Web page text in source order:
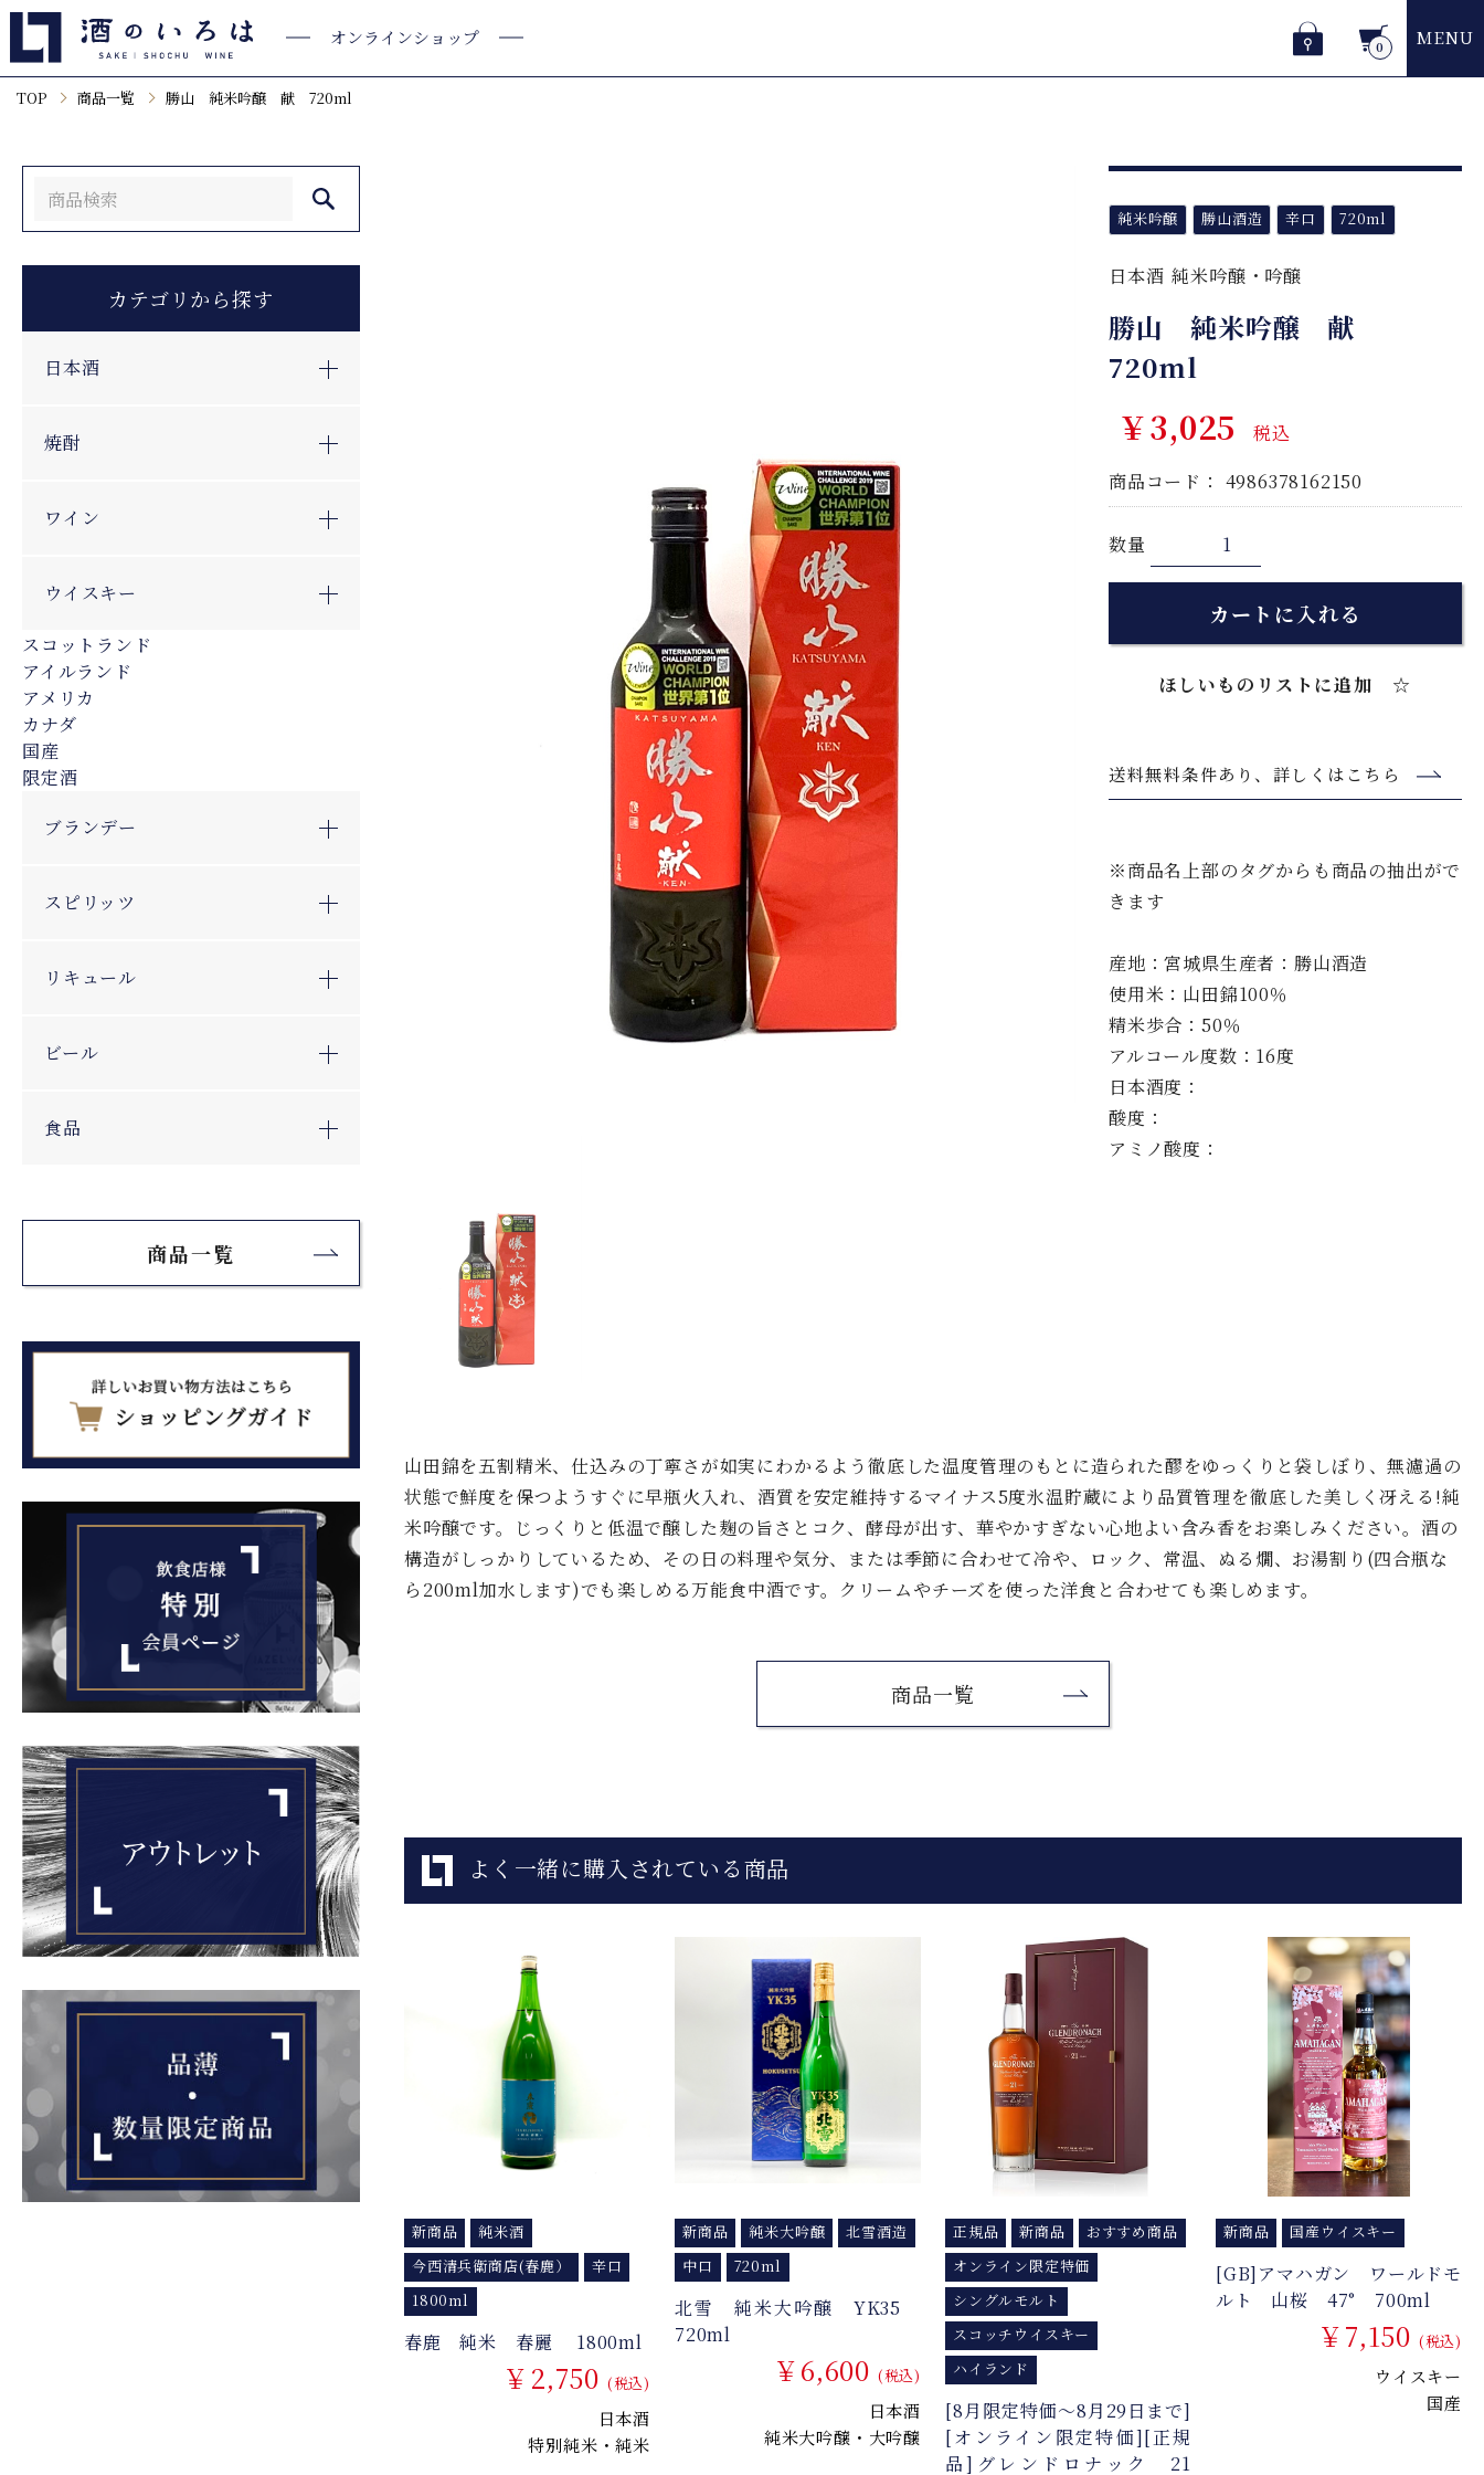
0 MENU
オンラインショップ
TOP 商品一覧 勝山 純米吟醸 献 720ml
カテゴリから探す
日本酒
焼酎
ワイン
ウイスキー
スコットランド
アイルランド
アメリカ
カナダ
国産
限定酒
ブランデー
スピリッツ
リキュール
ビール
食品
商品一覧
純米吟醸 勝山酒造 辛口 720ml
日本酒 純米吟醸・吟醸
勝山 純米吟醸 献
720ml
￥3,025
税込
商品コード： 4986378162150
数量
カートに入れる
ほしいものリストに追加 ☆
送料無料条件あり、詳しくはこちら
※商品名上部のタグからも商品の抽出がで
きます
産地：宮城県生産者：勝山酒造
使用米：山田錦100％
精米歩合：50％
アルコール度数：16度
日本酒度：
酸度：
アミノ酸度：
山田錦を五割精米、仕込みの丁寧さが如実にわかるよう徹底した温度管理のもとに造られた醪をゆっくりと袋しぼり、無濾過の
状態で鮮度を保つようすぐに早瓶火入れ、酒質を安定維持するマイナス5度氷温貯蔵により品質管理を徹底した美しく冴える!純
米吟醸です。じっくりと低温で醸した麹の旨さとコク、酵母が出す、華やかすぎない心地よい含み香をお楽しみください。酒の
構造がしっかりしているため、その日の料理や気分、または季節に合わせて冷や、ロック、常温、ぬる燗、お湯割り(四合瓶な
ら200ml加水します)でも楽しめる万能食中酒です。クリームやチーズを使った洋食と合わせても楽しめます。
商品一覧
よく一緒に購入されている商品
新商品
純米酒
今西清兵衛商店(春鹿）
辛口
1800ml
春鹿 純米 春麗 1800ml
￥2,750 (税込)
日本酒
特別純米・純米
新商品 純米大吟醸
北雪酒造
中口
720ml
北雪 純米大吟醸 YK35
720ml
￥6,600 (税込)
日本酒
純米大吟醸・大吟醸
正規品 新商品
おすすめ商品
オンライン限定特価
シングルモルト
スコッチウイスキー
ハイランド
[8月限定特価～8月29日まで]
[オンライン限定特価][正規
品]グレンドロナック 21
新商品 国産ウイスキー
[GB]アマハガン ワールドモ
ルト 山桜 47° 700ml
￥7,150 (税込)
ウイスキー
国産